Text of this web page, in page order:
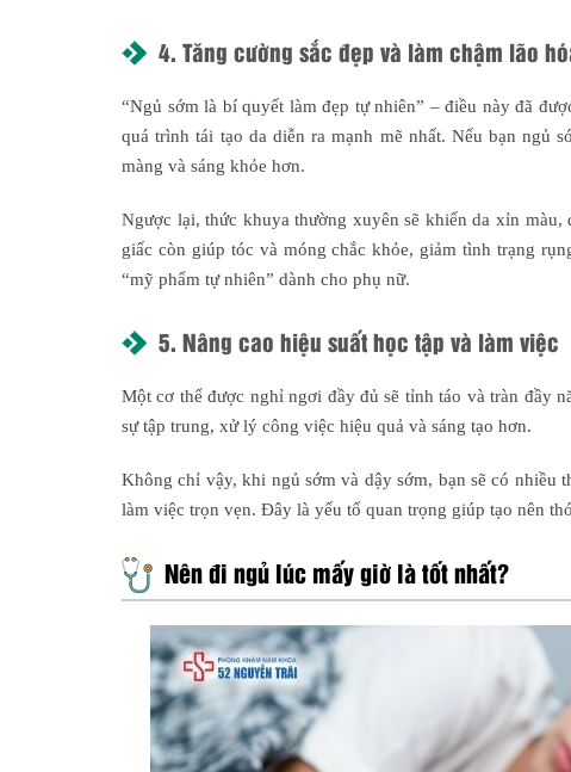
4. Tăng cường sắc đẹp và làm chậm lão
“Ngủ sớm là bí quyết làm đẹp tự nhiên” – điều này đã
quá trình tái tạo da diễn ra mạnh mẽ nhất. Nếu bạn ngủ
màng và sáng khỏe hơn.
Ngược lại, thức khuya thường xuyên sẽ khiến da xỉn
giấc còn giúp tóc và móng chắc khỏe, giảm tình trạng
“mỹ phẩm tự nhiên” dành cho phụ nữ.
5. Nâng cao hiệu suất học tập và làm việc
Một cơ thể được nghỉ ngơi đầy đủ sẽ tỉnh táo và tràn đầy
sự tập trung, xử lý công việc hiệu quả và sáng tạo hơn.
Không chỉ vậy, khi ngủ sớm và dậy sớm, bạn sẽ có nhiều
làm việc trọn vẹn. Đây là yếu tố quan trọng giúp tạo nên
Nên đi ngủ lúc mấy giờ là tốt nhất?